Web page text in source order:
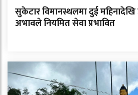
सुकेटार विमानस्थलमा दुई महिनादेखि
अभावले नियमित सेवा प्रभावित